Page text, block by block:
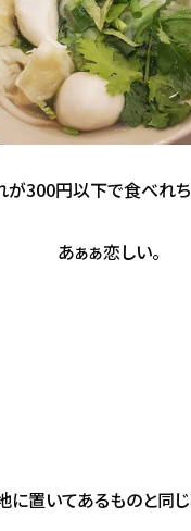
が300円以下で食べれ
あぁぁ恋しい。
に置いてあるものと同